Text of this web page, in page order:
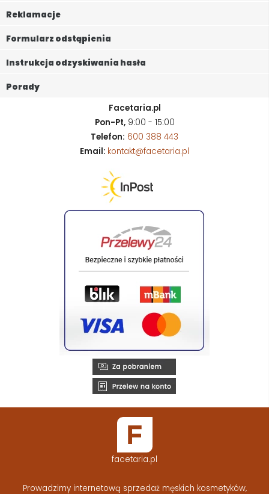
Reklamacje
Formularz odstąpienia
Instrukcja odzyskiwania hasła
Porady
Facetaria.pl
Pon-Pt,9:00 - 15:00
Telefon: 600 388 443
Email: kontakt@facetaria.pl
facetaria.pl
Prowadzimy internetową sprzedaż męskich kosmetyków,